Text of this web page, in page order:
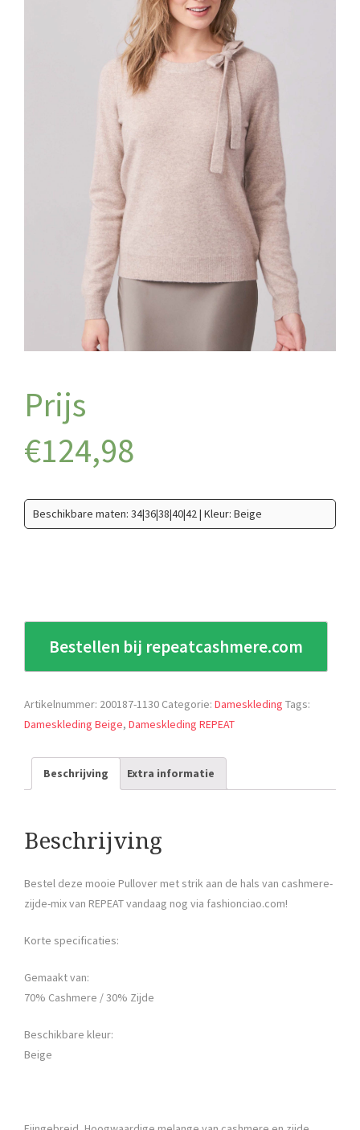
€124,98
Beschikbare maten: 34|36|38|40|42 | Kleur: Beige
Bestellen bij repeatcashmere.com
Artikelnummer: 200187-1130 Categorie: Dameskleding Tags:
Dameskleding Beige, Dameskleding REPEAT
Beschrijving Extra informatie
Beschrijving
Bestel deze mooie Pullover met strik aan de hals van cashmere-
zijde-mix van REPEAT vandaag nog via fashionciao.com!
Korte specificaties:
Gemaakt van:
70% Cashmere / 30% Zijde
Beschikbare kleur:
Beige